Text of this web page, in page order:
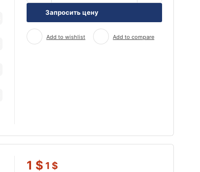
Запросить цену
Add to wishlist Add to compare
1 $ 1 $